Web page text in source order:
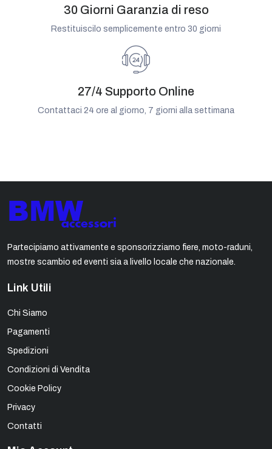
30 Giorni Garanzia di reso
Restituiscilo semplicemente entro 30 giorni
27/4 Supporto Online
Contattaci 24 ore al giorno, 7 giorni alla settimana
Partecipiamo attivamente e sponsorizziamo fiere, moto-raduni,
mostre scambio ed eventi sia a livello locale che nazionale.
Link Utili
Chi Siamo
Pagamenti
Spedizioni
Condizioni di Vendita
Cookie Policy
Privacy
Contatti